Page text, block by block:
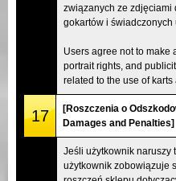
związanych ze zdjęciami
gokartów i świadczonych
Users agree not to make
portrait rights, and
related to the use of karts
17
[Roszczenia o
Damages and Penalties]
Jeśli użytkownik naruszy
użytkownik zobowiązuje